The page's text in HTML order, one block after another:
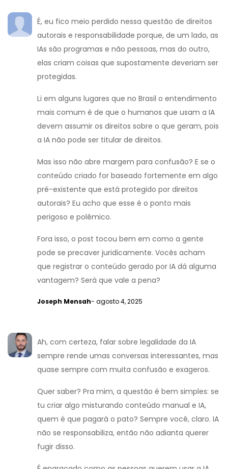
É, eu fico meio perdido nessa questão de direitos
autorais e responsabilidade porque, de um lado, as
IAs são programas e não pessoas, mas do outro,
elas criam coisas que supostamente deveriam ser
protegidas.
Li em alguns lugares que no Brasil o entendimento
mais comum é de que o humanos que usam a IA
devem assumir os direitos sobre o que geram, pois
a IA não pode ser titular de direitos.
Mas isso não abre margem para confusão? E se o
conteúdo criado for baseado fortemente em algo
pré-existente que está protegido por direitos
autorais? Eu acho que esse é o ponto mais
perigoso e polêmico.
Fora isso, o post tocou bem em como a gente
pode se precaver juridicamente. Vocês acham
que registrar o conteúdo gerado por IA dá alguma
vantagem? Será que vale a pena?
Joseph Mensah- agosto 4, 2025
Ah, com certeza, falar sobre legalidade da IA
sempre rende umas conversas interessantes, mas
quase sempre com muita confusão e exageros.
Quer saber? Pra mim, a questão é bem simples: se
tu criar algo misturando conteúdo manual e IA,
quem é que pagará o pato? Sempre você, claro. IA
não se responsabiliza, então não adianta querer
fugir disso.